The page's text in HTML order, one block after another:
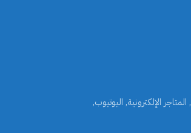
, المتاجر الإلكترونية, اليوتيوب,